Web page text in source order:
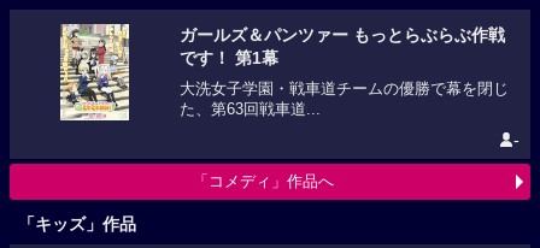
ガールズ＆パンツァー もっとらぶらぶ作戦
です！ 第1幕
大洗女子学園・戦車道チームの優勝で幕を閉じ
た、第63回戦車道...
-
「コメディ」作品へ
「キッズ」作品